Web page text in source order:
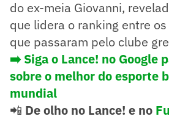
do ex-meia Giovanni,
que lidera o ranking entre
que passaram pelo clube
➡️ Siga o Lance! no Google
sobre o melhor do esporte
mundial
📲 De olho no Lance! e no